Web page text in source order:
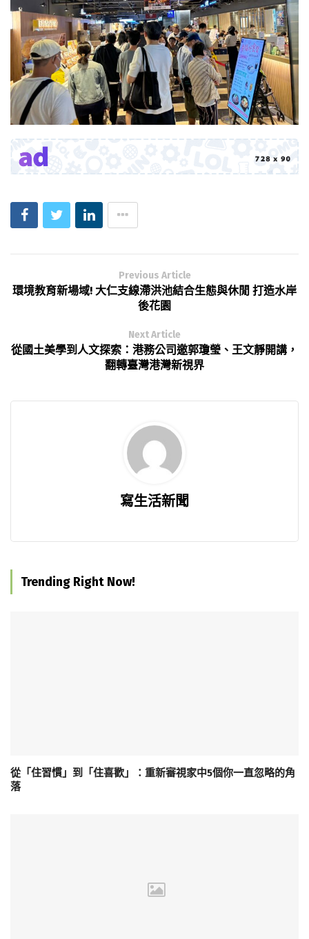
Previous Article
環境教育新場域! 大仁支線滯洪池結合生態與休閒 打造水岸
後花園
Next Article
從國土美學到人文探索：港務公司邀郭瓊瑩、王文靜開講，
翻轉臺灣港灣新視界
寫生活新聞
Trending Right Now!
從「住習慣」到「住喜歡」：重新審視家中5個你一直忽略的角
落